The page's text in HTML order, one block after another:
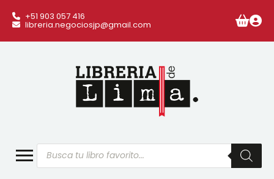
+51 903 057 416
libreria.negociosjp@gmail.com
Búsqueda
de
productos